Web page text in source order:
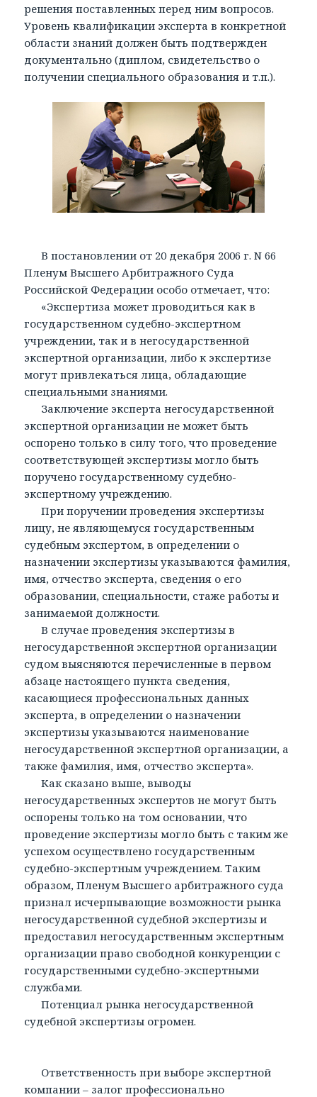
решения поставленных перед ним вопросов.
Уровень квалификации эксперта в конкретной
области знаний должен быть подтвержден
документально (диплом, свидетельство о
получении специального образования и т.п.).
В постановлении от 20 декабря 2006 г. N 66
Пленум Высшего Арбитражного Суда
Российской Федерации особо отмечает, что:
«Экспертиза может проводиться как в
государственном судебно-экспертном
учреждении, так и в негосударственной
экспертной организации, либо к экспертизе
могут привлекаться лица, обладающие
специальными знаниями.
Заключение эксперта негосударственной
экспертной организации не может быть
оспорено только в силу того, что проведение
соответствующей экспертизы могло быть
поручено государственному судебно-
экспертному учреждению.
При поручении проведения экспертизы
лицу, не являющемуся государственным
судебным экспертом, в определении о
назначении экспертизы указываются фамилия,
имя, отчество эксперта, сведения о его
образовании, специальности, стаже работы и
занимаемой должности.
В случае проведения экспертизы в
негосударственной экспертной организации
судом выясняются перечисленные в первом
абзаце настоящего пункта сведения,
касающиеся профессиональных данных
эксперта, в определении о назначении
экспертизы указываются наименование
негосударственной экспертной организации, а
также фамилия, имя, отчество эксперта».
Как сказано выше, выводы
негосударственных экспертов не могут быть
оспорены только на том основании, что
проведение экспертизы могло быть с таким же
успехом осуществлено государственным
судебно-экспертным учреждением. Таким
образом, Пленум Высшего арбитражного суда
признал исчерпывающие возможности рынка
негосударственной судебной экспертизы и
предоставил негосударственным экспертным
организации право свободной конкуренции с
государственными судебно-экспертными
службами.
Потенциал рынка негосударственной
судебной экспертизы огромен.
Ответственность при выборе экспертной
компании – залог профессионально